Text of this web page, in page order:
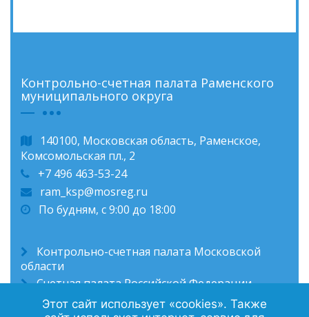
Контрольно-счетная палата Раменского
муниципального округа
140100, Московская область, Раменское,
Комсомольская пл., 2
+7 496 463-53-24
ram_ksp@mosreg.ru
По будням, с 9:00 до 18:00
Контрольно-счетная палата Московской
области
Счетная палата Российской Федерации
Администрация Раменского муниципального
Этот сайт использует «cookies». Также